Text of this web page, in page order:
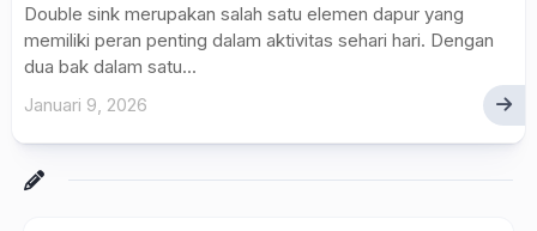
Double sink merupakan salah satu elemen dapur yang
memiliki peran penting dalam aktivitas sehari hari. Dengan
dua bak dalam satu...
Januari 9, 2026